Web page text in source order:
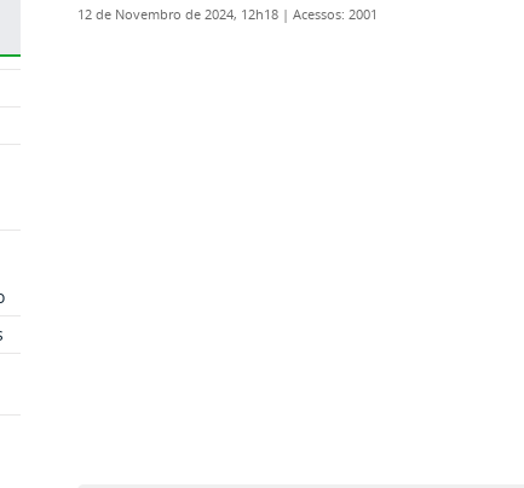
12 de Novembro de 2024, 12h18 | Acessos: 2001